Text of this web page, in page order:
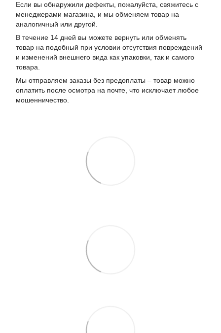
Если вы обнаружили дефекты, пожалуйста, свяжитесь с
менеджерами магазина, и мы обменяем товар на
аналогичный или другой.
В течение 14 дней вы можете вернуть или обменять
товар на подобный при условии отсутствия повреждений
и изменений внешнего вида как упаковки, так и самого
товара.
Мы отправляем заказы без предоплаты – товар можно
оплатить после осмотра на почте, что исключает любое
мошенничество.